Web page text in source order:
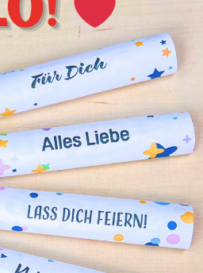
Buddha-Bowl
falsch machen – die